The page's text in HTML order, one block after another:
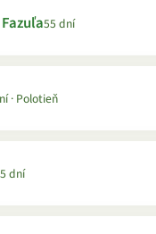
55 dní
· Polotieň
dní